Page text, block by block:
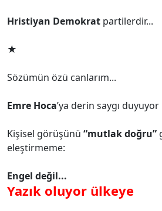
Hristiyan Demokrat partilerdir...
★
Sözümün özü canlarım...
Emre Hoca’ya derin saygı
Kişisel görüşünü “mutlak doğru”
eleştirmeme:
Engel değil...
Yazık oluyor ülkeye